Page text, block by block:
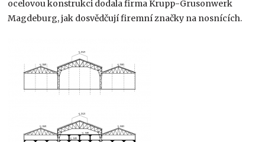
ocelovou konstrukci dodala firma Krupp-Grusonwerk
Magdeburg, jak dosvědčují firemní značky na nosnících.